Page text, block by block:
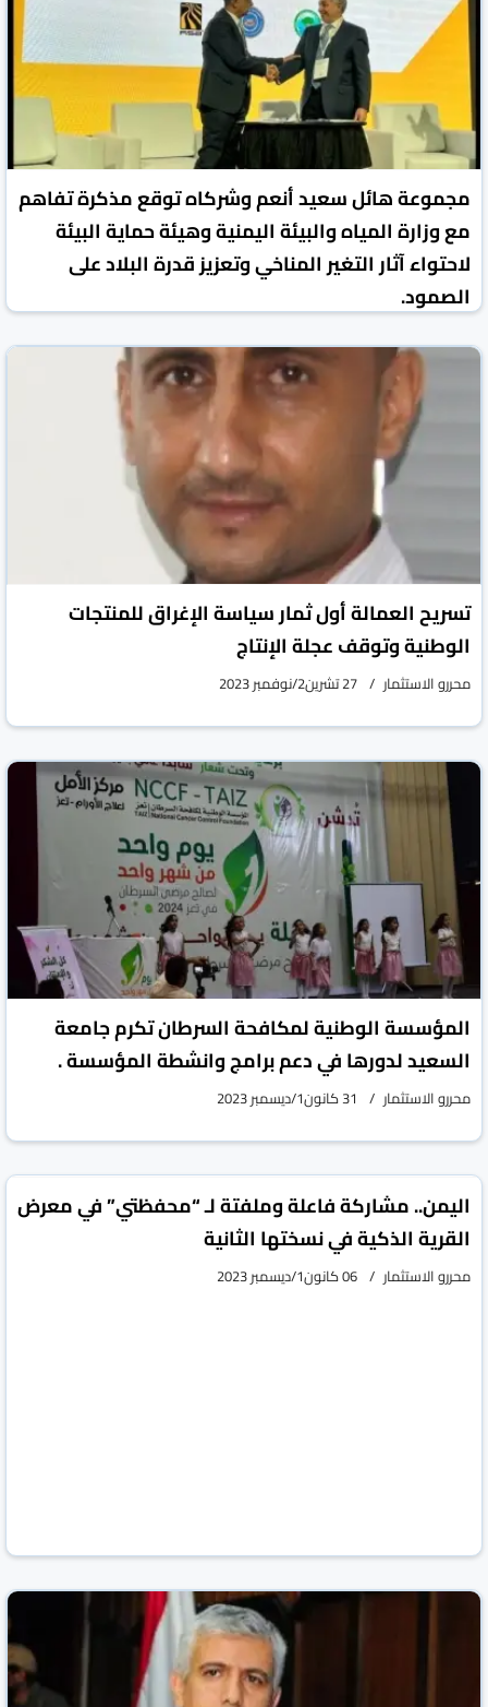
مجموعة هائل سعيد أنعم وشركاه توقع مذكرة تفاهم
مع وزارة المياه والبيئة اليمنية وهيئة حماية البيئة
لاحتواء آثار التغير المناخي وتعزيز قدرة البلاد على
الصمود.
تسريح العمالة أول ثمار سياسة الإغراق للمنتجات
الوطنية وتوقف عجلة الإنتاج
محررو الاستثمار 27 تشرين2/نوفمبر 2023
المؤسسة الوطنية لمكافحة السرطان تكرم جامعة
السعيد لدورها في دعم برامج وانشطة المؤسسة .
محررو الاستثمار 31 كانون1/ديسمبر 2023
Next
اليمن.. مشاركة فاعلة وملفتة لـ “محفظتي” في معرض
القرية الذكية في نسختها الثانية
محررو الاستثمار 06 كانون1/ديسمبر 2023